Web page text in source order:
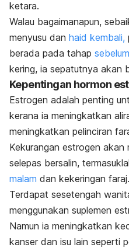
ketara.
Walau bagaimanapun,
menyusu dan haid kembali,
berada pada tahap
kering, ia sepatutnya akan
Kepentingan hormon
Estrogen adalah penting
kerana ia meningkatkan
meningkatkan pelinciran
Kekurangan estrogen
selepas bersalin,
malam dan kekeringan faraj.
Terdapat sesetengah
menggunakan suplemen
Namun ia meningkatkan
kanser dan isu lain seperti